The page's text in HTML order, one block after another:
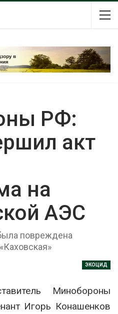
РФ:
акт
на
АЭС
повреждена
ЭКОЦИД
Минобороны
Игорь Конашенков